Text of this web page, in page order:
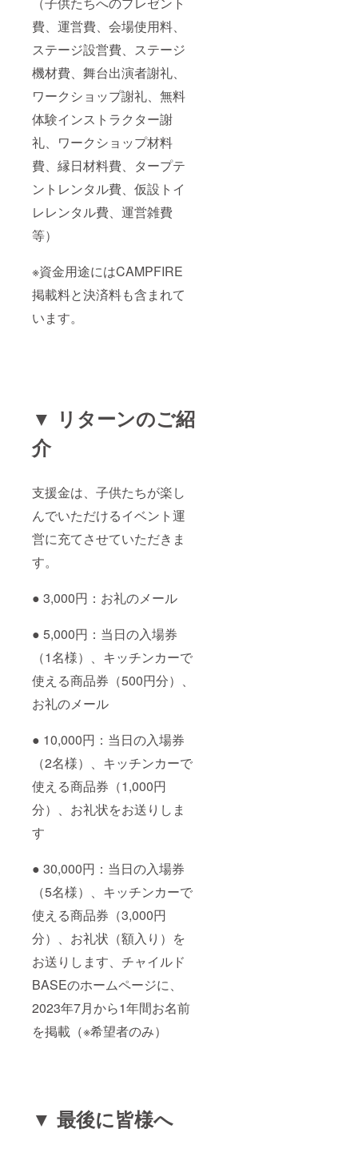
費、運営費、会場使用料、
ステージ設営費、ステージ
機材費、舞台出演者謝礼、
ワークショップ謝礼、無料
体験インストラクター謝
礼、ワークショップ材料
費、縁日材料費、タープテ
ントレンタル費、仮設トイ
レレンタル費、運営雑費
等）
※資金用途にはCAMPFIRE
掲載料と決済料も含まれて
います。
▼ リターンのご紹
介
支援金は、子供たちが楽し
んでいただけるイベント運
営に充てさせていただきま
す。
● 3,000円：お礼のメール
● 5,000円：当日の入場券
（1名様）、キッチンカーで
使える商品券（500円分）、
お礼のメール
● 10,000円：当日の入場券
（2名様）、キッチンカーで
使える商品券（1,000円
分）、お礼状をお送りしま
す
● 30,000円：当日の入場券
（5名様）、キッチンカーで
使える商品券（3,000円
分）、お礼状（額入り）を
お送りします、チャイルド
BASEのホームページに、
2023年7月から1年間お名前
を掲載（※希望者のみ）
▼ 最後に皆様へ